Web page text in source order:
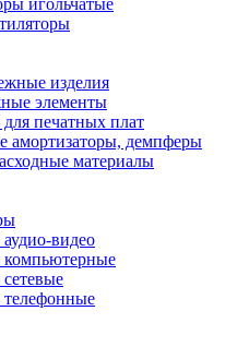
игольчатые
изделия
элементы
печатных плат
амортизаторы, демпферы
материалы
видео